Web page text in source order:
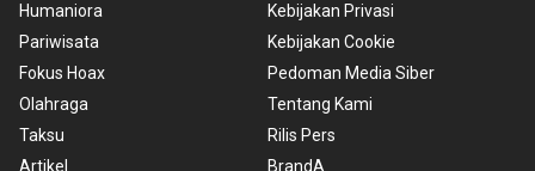
Humaniora
Pariwisata
Fokus Hoax
Olahraga
Taksu
Artikel
Kebijakan Privasi
Kebijakan Cookie
Pedoman Media Siber
Tentang Kami
Rilis Pers
BrandA